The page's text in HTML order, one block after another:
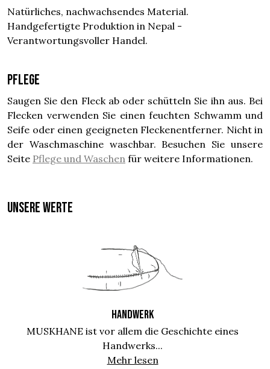
Natürliches, nachwachsendes Material.
Handgefertigte Produktion in Nepal -
Verantwortungsvoller Handel.
Pflege
Saugen Sie den Fleck ab oder schütteln Sie ihn aus. Bei
Flecken verwenden Sie einen feuchten Schwamm und
Seife oder einen geeigneten Fleckenentferner. Nicht in
der Waschmaschine waschbar. Besuchen Sie unsere
Seite Pflege und Waschen für weitere Informationen.
UNSERE WERTE
HANDWERK
MUSKHANE ist vor allem die Geschichte eines
Handwerks...
Mehr lesen